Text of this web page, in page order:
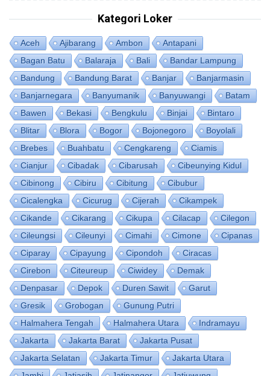
Kategori Loker
Aceh Ajibarang Ambon
Antapani
Bagan Batu
Balaraja Bali
Bandar Lampung
Bandung
Bandung Barat Banjar
Banjarmasin
Banjarnegara
Banyumanik Banyuwangi
Batam
Bawen
Bekasi Bengkulu Binjai
Bintaro
Blitar
Blora Bogor Bojonegoro
Boyolali
Brebes
Buahbatu Cengkareng
Ciamis
Cianjur
Cibadak Cibarusah
Cibeunying Kidul
Cibinong
Cibiru Cibitung
Cibubur
Cicalengka
Cicurug Cijerah
Cikampek
Cikande
Cikarang Cikupa Cilacap
Cilegon
Cileungsi
Cileunyi Cimahi Cimone
Cipanas
Ciparay
Cipayung Cipondoh
Ciracas
Cirebon
Citeureup Ciwidey
Demak
Denpasar
Depok Duren Sawit
Garut
Gresik
Grobogan
Gunung Putri
Halmahera Tengah
Halmahera Utara
Indramayu
Jakarta
Jakarta Barat
Jakarta Pusat
Jakarta Selatan
Jakarta Timur
Jakarta Utara